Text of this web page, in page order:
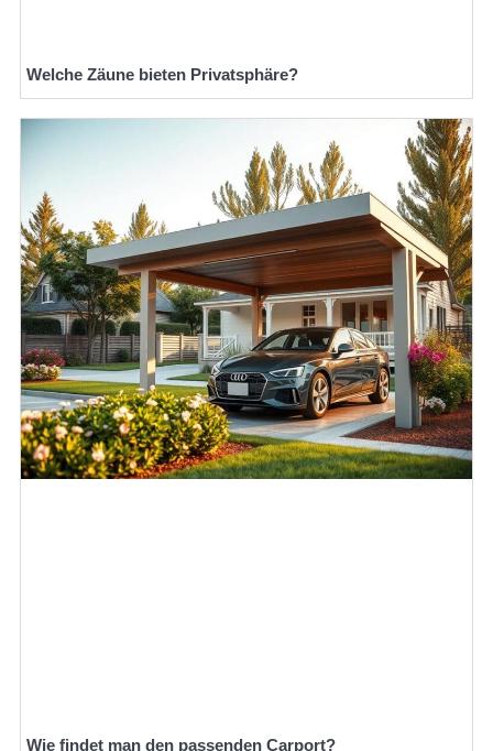
Welche Zäune bieten Privatsphäre?
Wie findet man den passenden Carport?